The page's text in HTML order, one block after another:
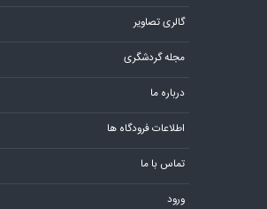
گالری تصاویر
مجله گردشگری
درباره ما
اطلاعات فرودگاه ها
تماس با ما
ورود